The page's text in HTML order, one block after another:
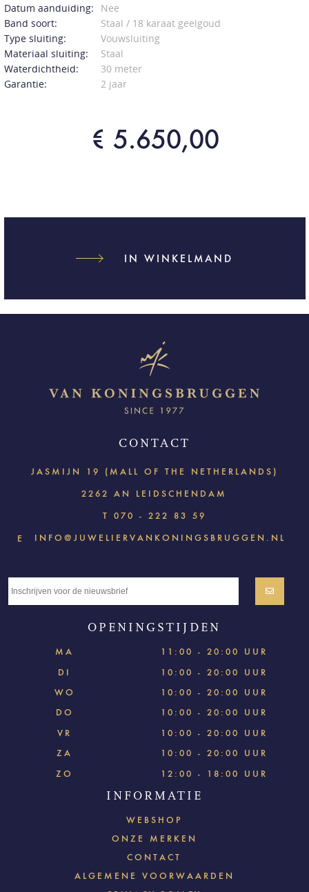
Datum aanduiding:
Nee
Band soort:
Staal / 18 karaat geelgoud
Type sluiting:
Vouwsluiting
Materiaal sluiting:
Staal
Waterdichtheid:
30 meter
Garantie:
2 jaar
€ 5.650,00
IN WINKELMAND
CONTACT
JASMIJN 19 (MALL OF THE NETHERLANDS)
2262 AN LEIDSCHENDAM
T 070 - 222 83 59
E INFO@JUWELIERVANKONINGSBRUGGEN.NL
OPENINGSTIJDEN
MA
11:00 - 20:00 UUR
DI
10:00 - 20:00 UUR
WO
10:00 - 20:00 UUR
DO
10:00 - 20:00 UUR
VR
10:00 - 20:00 UUR
ZA
10:00 - 20:00 UUR
ZO
12:00 - 18:00 UUR
INFORMATIE
WEBSHOP
ONZE MERKEN
CONTACT
ALGEMENE VOORWAARDEN